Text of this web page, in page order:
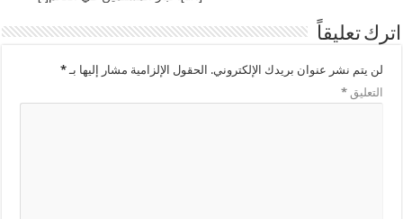
اترك تعليقاً
لن يتم نشر عنوان بريدك الإلكتروني. الحقول الإلزامية مشار إليها بـ*
التعليق*